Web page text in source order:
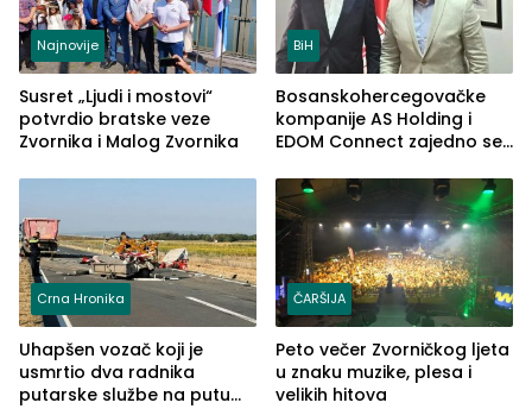
Najnovije
Susret „Ljudi i mostovi“
potvrdio bratske veze
Zvornika i Malog Zvornika
BiH
Bosanskohercegovačke
kompanije AS Holding i
EDOM Connect zajedno se
Crna Hronika
Uhapšen vozač koji je
usmrtio dva radnika
putarske službe na putu
ČARŠIJA
Peto večer Zvorničkog ljeta
u znaku muzike, plesa i
velikih hitova